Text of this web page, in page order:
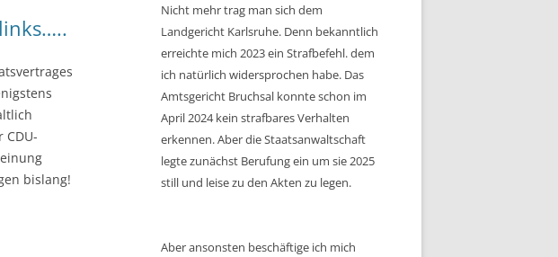
bislang!
Nicht mehr trag man sich dem
Landgericht Karlsruhe. Denn bekanntlich
erreichte mich 2023 ein Strafbefehl. dem
ich natürlich widersprochen habe. Das
Amtsgericht Bruchsal konnte schon im
April 2024 kein strafbares Verhalten
erkennen. Aber die Staatsanwaltschaft
legte zunächst Berufung ein um sie 2025
still und leise zu den Akten zu legen.
Aber ansonsten beschäftige ich mich